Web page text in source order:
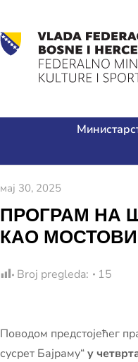
мај 30, 2025
ПРОГРАМ НА
КАО МОСТОВИ
Broj pregleda: 15
Поводом предстојећег
сусрет Бајраму“у